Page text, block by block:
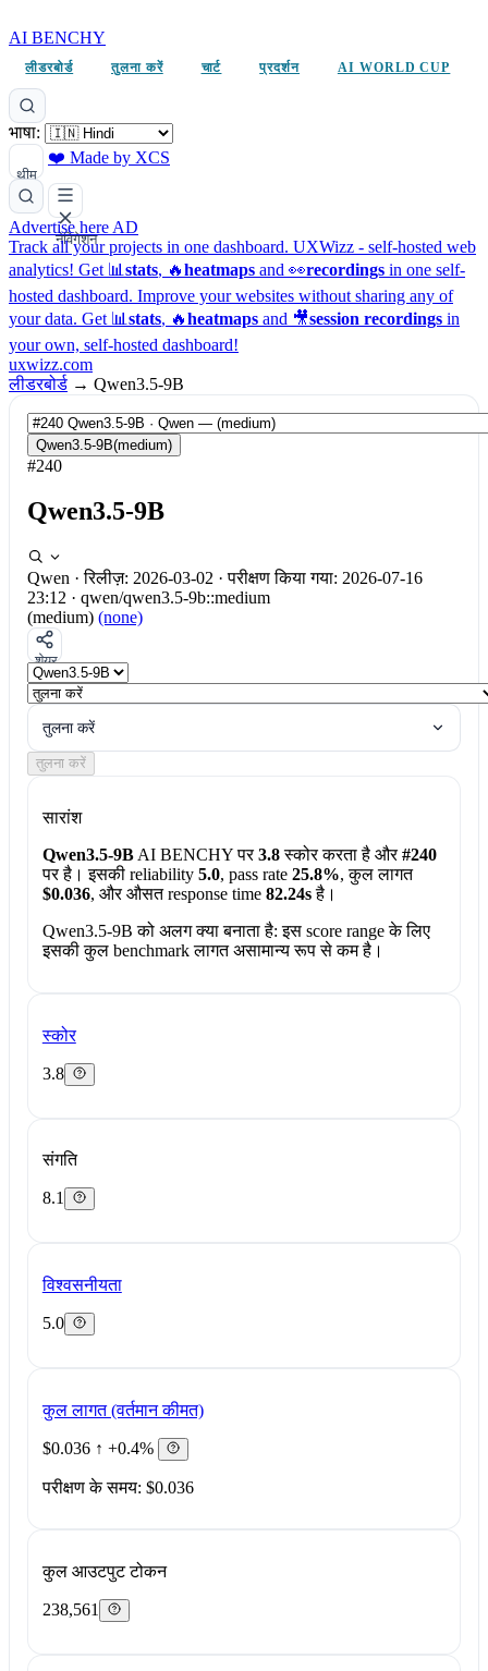
AI BENCHY
लीडरबोर्ड तुलना करें चार्ट प्रदर्शन AI WORLD CUP
भाषा:
थीम
❤️ Made by XCS
नेविगेशन
Advertise here AD
Track all your projects in one dashboard. UXWizz - self-hosted web
analytics! Get 📊 stats, 🔥heatmaps and 👀recordings in one self-
hosted dashboard. Improve your websites without sharing any of
your data. Get 📊 stats, 🔥heatmaps and 🎥session recordings in
your own, self-hosted dashboard!
uxwizz.com
लीडरबोर्ड → Qwen3.5-9B
Qwen3.5-9B(medium)
#240
Qwen3.5-9B
Qwen · रिलीज़: 2026-03-02 · परीक्षण किया गया: 2026-07-16
23:12 · qwen/qwen3.5-9b::medium
(medium) (none)
शेयर
तुलना करें
तुलना करें
सारांश
Qwen3.5-9BAI BENCHY पर3.8स्कोर करता है और#240
पर है। इसकी reliability 5.0, pass rate 25.8%, कुल लागत
$0.036, और औसत response time 82.24sहै।
Qwen3.5-9B को अलग क्या बनाता है: इस score range के लिए
इसकी कुल benchmark लागत असामान्य रूप से कम है।
स्कोर
3.8
संगति
8.1
विश्वसनीयता
5.0
कुल लागत (वर्तमान कीमत)
$0.036 ↑ +0.4%
परीक्षण के समय: $0.036
कुल आउटपुट टोकन
238,561